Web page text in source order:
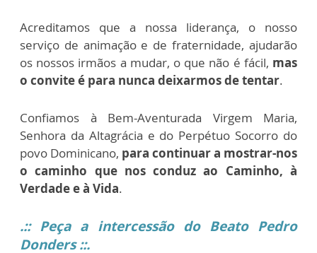
Acreditamos que a nossa liderança, o nosso
serviço de animação e de fraternidade, ajudarão
os nossos irmãos a mudar, o que não é fácil, mas
o convite é para nunca deixarmos de tentar.
Confiamos à Bem-Aventurada Virgem Maria,
Senhora da Altagrácia e do Perpétuo Socorro do
povo Dominicano, para continuar a mostrar-nos
o caminho que nos conduz ao Caminho, à
Verdade e à Vida.
.:: Peça a intercessão do Beato Pedro
Donders ::.